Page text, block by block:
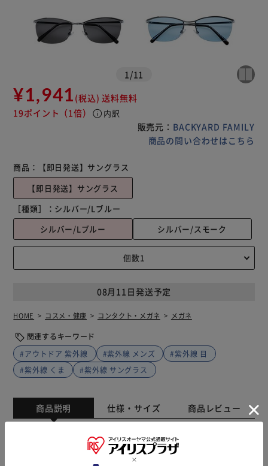
1 /11
¥1,941 (税込) 送料無料
19ポイント （1倍） info 内訳
販売元： BACKYARD FAMILY
商品の問い合わせはこちら
商品：
【即日発送】サングラス
【即日発送】サングラス
［種類］： シルバー/Lブルー
シルバー/Lブルー
シルバー/スモーク
08月11日発送予定
HOME コスメ・健康 コンタクト・メガネ メガネ
関連するキーワード
#アウトドア 紫外線
#紫外線 メンズ
#紫外線 目
#紫外線 くま
#紫外線 サングラス
商品説明 仕様・サイズ 商品レビュー
ワンラインがクールでスタイリッシュな印象のサングラスが
登場。 【クールでワイルドな硬派モデル】 弧を描くような